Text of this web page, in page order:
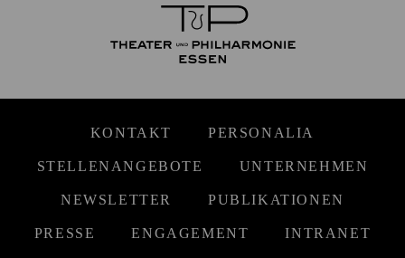
KONTAKT PERSONALIA
STELLENANGEBOTE UNTERNEHMEN
NEWSLETTER PUBLIKATIONEN
PRESSE ENGAGEMENT INTRANET